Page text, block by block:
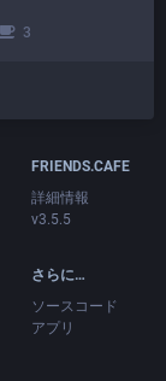
3
FRIENDS.CAFE
詳細情報
v3.5.5
さらに…
ソースコード
アプリ